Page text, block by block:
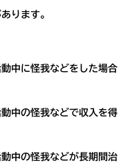
ります。
怪我などをした場合
怪我などで収入を得
怪我などが長期間治